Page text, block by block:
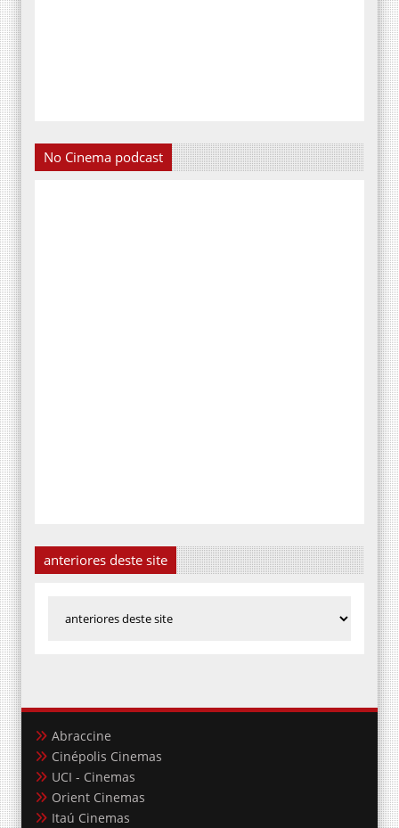
No Cinema podcast
anteriores deste site
Abraccine
Cinépolis Cinemas
UCI - Cinemas
Orient Cinemas
Itaú Cinemas